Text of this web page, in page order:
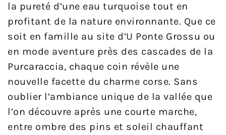
la pureté d’une eau turquoise tout en
profitant de la nature environnante. Que ce
soit en famille au site d’U Ponte Grossu ou
en mode aventure près des cascades de la
Purcaraccia, chaque coin révèle une
nouvelle facette du charme corse. Sans
oublier l’ambiance unique de la vallée que
l’on découvre après une courte marche,
entre ombre des pins et soleil chauffant